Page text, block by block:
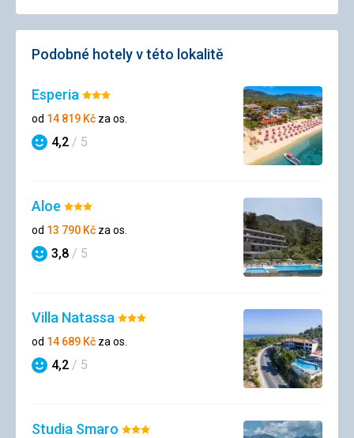
Podobné hotely v této lokalitě
EsperiaHodnocení:
3/5
od 14 819 Kč za os.
Hodnocení
4,2 / 5
Aloe Hodnocení:
3/5
od 13 790 Kč za os.
Hodnocení
3,8 / 5
Villa NatassaHodnocení:
3/5
od 14 689 Kč za os.
Hodnocení
4,2 / 5
Studia Smaro Hodnocení: